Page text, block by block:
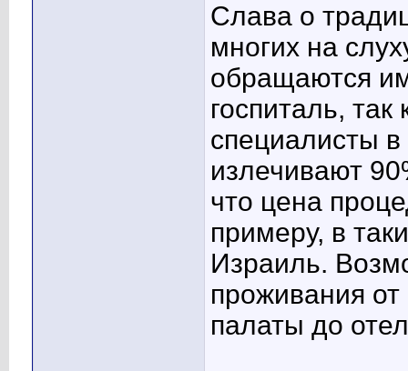
Слава о
многих на
обращаются
госпиталь,
специалисты
излечивают
что цена
примеру, в
Израиль.
проживания
палаты до